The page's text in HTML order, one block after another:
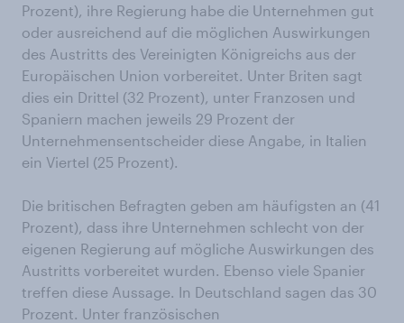
Prozent), ihre Regierung habe die Unternehmen gut
oder ausreichend auf die möglichen Auswirkungen
des Austritts des Vereinigten Königreichs aus der
Europäischen Union vorbereitet. Unter Briten sagt
dies ein Drittel (32 Prozent), unter Franzosen und
Spaniern machen jeweils 29 Prozent der
Unternehmensentscheider diese Angabe, in Italien
ein Viertel (25 Prozent).
Die britischen Befragten geben am häufigsten an (41
Prozent), dass ihre Unternehmen schlecht von der
eigenen Regierung auf mögliche Auswirkungen des
Austritts vorbereitet wurden. Ebenso viele Spanier
treffen diese Aussage. In Deutschland sagen das 30
Prozent. Unter französischen